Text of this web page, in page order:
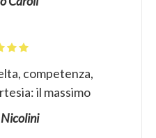
competenza,
il massimo